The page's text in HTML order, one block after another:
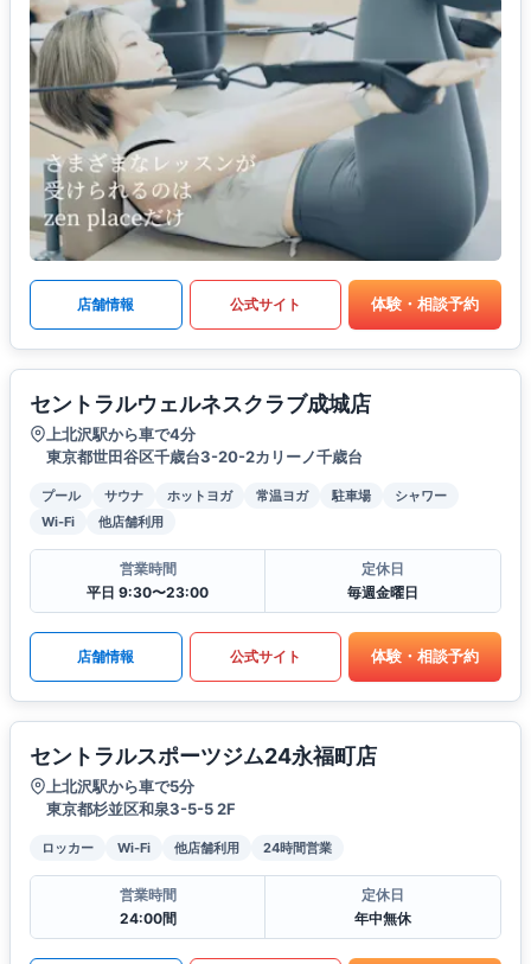
店舗情報 公式サイト 体験・相談予約
セントラルウェルネスクラブ成城店
上北沢駅から車で4分
東京都世田谷区千歳台3-20-2カリーノ千歳台
プール サウナ ホットヨガ 常温ヨガ 駐車場
シャワー
Wi-Fi
他店舗利用
営業時間
平日 9:30〜23:00
定休日
毎週金曜日
店舗情報 公式サイト 体験・相談予約
セントラルスポーツジム24永福町店
上北沢駅から車で5分
東京都杉並区和泉3-5-5 2F
ロッカー Wi-Fi 他店舗利用 24時間営業
営業時間
24:00間
定休日
年中無休